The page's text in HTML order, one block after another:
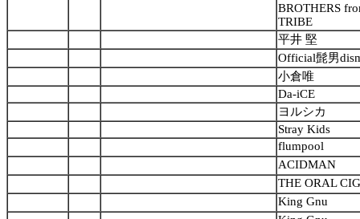
BROTHERS
TRIBE
平井 堅
Official髭男
小倉唯
Da-iCE
ヨルシカ
Stray Kids
flumpool
ACIDMAN
THE ORAL
King Gnu